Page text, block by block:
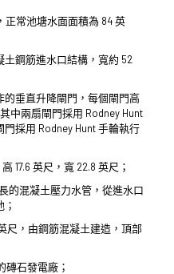
正常池塘水面面積為 84 英
鋼筋進水口結構，寬約 52
垂直升降閘門，每個閘門高
中兩扇閘門採用 Rodney Hunt
採用 Rodney Hunt 手輪執行
17.6 英尺，寬 22.8 英尺；
的混凝土壓力水管，從進水口
尺，由鋼筋混凝土建造，頂部
磚石發電廠；